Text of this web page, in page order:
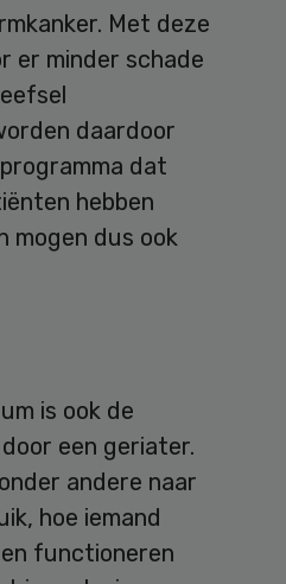
Met deze
er minder schade
daardoor
dat
hebben
mogen dus ook
is ook de
een geriater.
andere naar
hoe iemand
functioneren